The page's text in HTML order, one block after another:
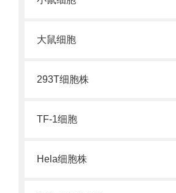
大鼠细胞
293T细胞株
TF-1细胞
Hela细胞株